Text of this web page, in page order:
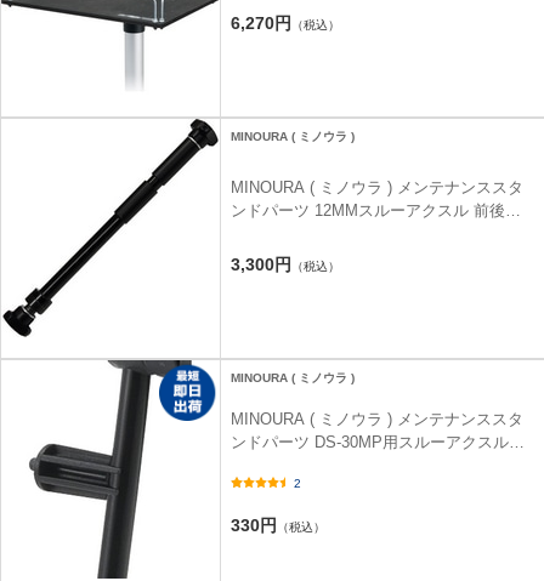
6,270円 （税込）
MINOURA ( ミノウラ )
MINOURA ( ミノウラ ) メンテナンススタ
ンドパーツ 12MMスルーアクスル 前後輪
3,300円 （税込）
MINOURA ( ミノウラ )
MINOURA ( ミノウラ ) メンテナンススタ
ンドパーツ DS-30MP用スルーアクスル用
2
330円 （税込）